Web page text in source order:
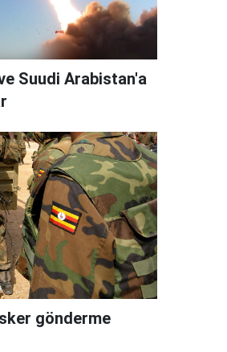
Suudi Arabistan'a
gönderme